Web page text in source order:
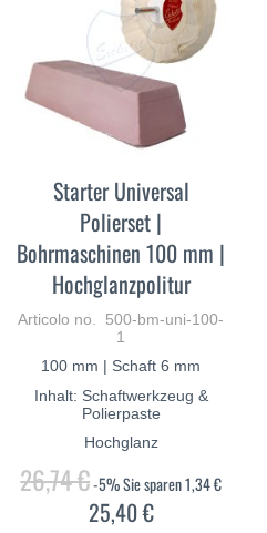
Starter Universal
Polierset |
Bohrmaschinen 100 mm |
Hochglanzpolitur
Articolo no. 500-bm-uni-100-
1
100 mm | Schaft 6 mm
Inhalt: Schaftwerkzeug &
Polierpaste
Hochglanz
26,74 €-5%Sie sparen1,34 €
25,40 €